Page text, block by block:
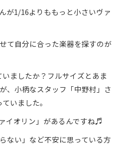
が1/16よりももっと小さいヴァ
て自分に合った楽器を探すのが
ましたか？フルサイズとあま
、小柄なスタッフ「中野村」さ
いました。
イオリン」があるんですね♬
ない」など不安に思っている方